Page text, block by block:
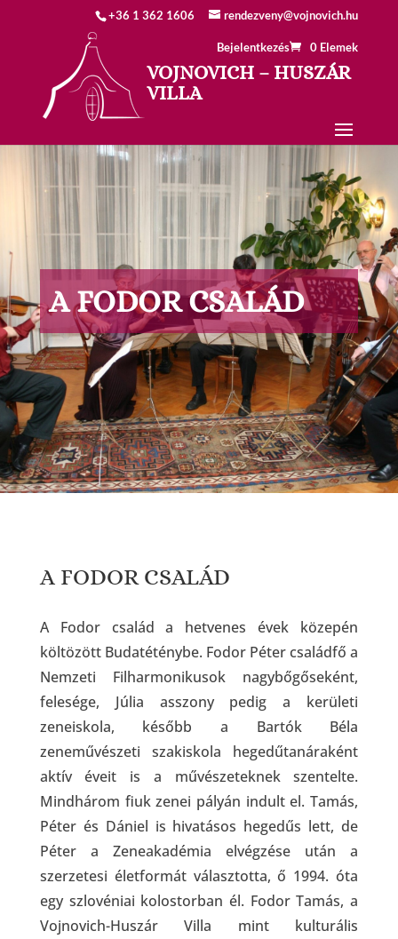
+36 1 362 1606 rendezveny@vojnovich.hu
Bejelentkezés 0 Elemek
VOJNOVICH – HUSZÁR
VILLA
A FODOR CSALÁD
A FODOR CSALÁD
A Fodor család a hetvenes évek közepén
költözött Budatéténybe. Fodor Péter családfő a
Nemzeti Filharmonikusok nagybőgőseként,
felesége, Júlia asszony pedig a kerületi
zeneiskola, később a Bartók Béla
zeneművészeti szakiskola hegedűtanáraként
aktív éveit is a művészeteknek szentelte.
Mindhárom fiuk zenei pályán indult el. Tamás,
Péter és Dániel is hivatásos hegedűs lett, de
Péter a Zeneakadémia elvégzése után a
szerzetesi életformát választotta, ő 1994. óta
egy szlovéniai kolostorban él. Fodor Tamás, a
Vojnovich-Huszár Villa mint kulturális